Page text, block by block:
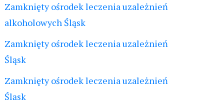
Zamknięty ośrodek leczenia uzależnień
alkoholowych Śląsk
Zamknięty ośrodek leczenia uzależnień
Śląsk
Zamknięty ośrodek leczenia uzależnień
Śląsk